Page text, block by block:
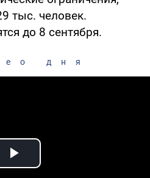
тыс. человек.
до 8 сентября.
дня
Play Video